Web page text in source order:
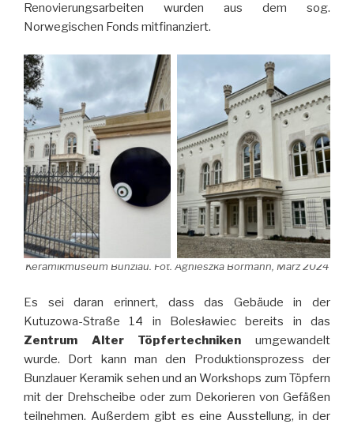
Renovierungsarbeiten wurden aus dem sog.
Norwegischen Fonds mitfinanziert.
Keramikmuseum Bunzlau. Fot. Agnieszka Bormann, März 2024
Es sei daran erinnert, dass das Gebäude in der
Kutuzowa-Straße 14 in Bolesławiec bereits in das
Zentrum Alter Töpfertechniken umgewandelt
wurde. Dort kann man den Produktionsprozess der
Bunzlauer Keramik sehen und an Workshops zum Töpfern
mit der Drehscheibe oder zum Dekorieren von Gefäßen
teilnehmen. Außerdem gibt es eine Ausstellung, in der